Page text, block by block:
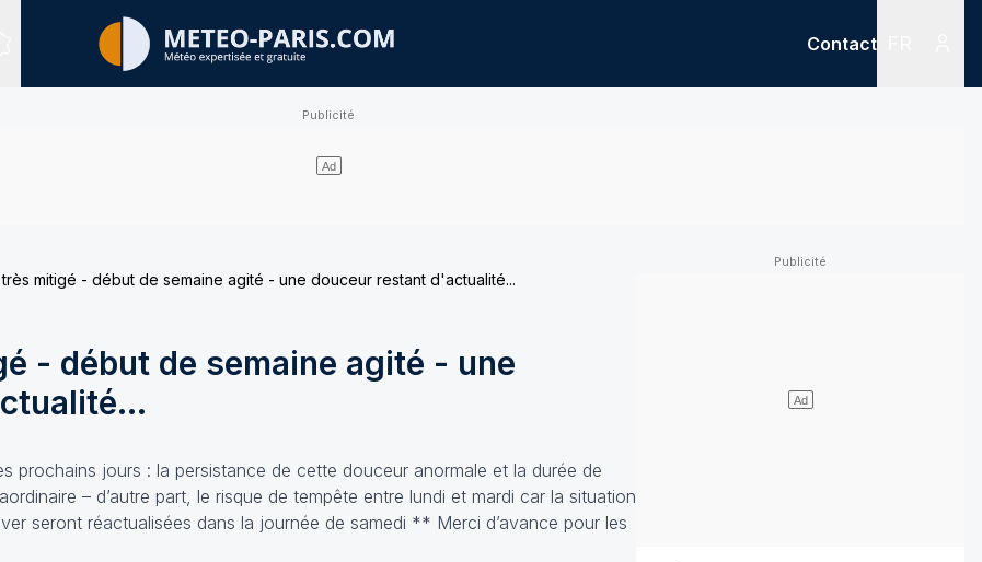
Sites expertisés
Contact
mitigé - début de semaine agité - une douceur restant d'actualité...
- début de semaine agité - une
prochains jours : la persistance de cette douceur anormale et la durée de
– d’autre part, le risque de tempête entre lundi et mardi car la situation
seront réactualisées dans la journée de samedi ** Merci d’avance pour les